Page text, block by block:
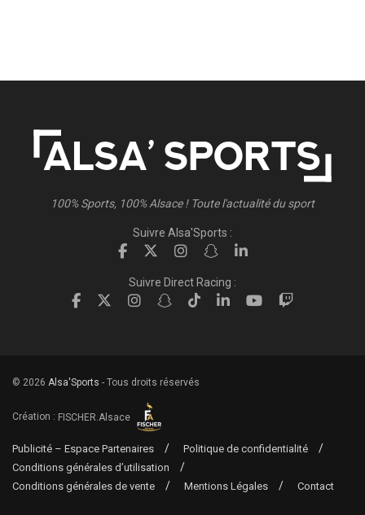
100% Sports, 100% Alsace ! Toute l'actualité du sport
Suivre Alsa'Sports :
Suivre Direct Racing :
© 2026 Alsa'Sports - Tous droits réservés
Création : FISCHER.Alsace
Publicité – Espace Partenaires
Politique de confidentialité
Conditions générales d’utilisation
Conditions générales de vente
Mentions Légales Contact